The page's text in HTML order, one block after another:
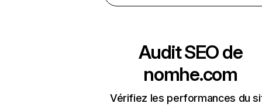
Audit SEO de
nomhe.com
Vérifiez les performances du